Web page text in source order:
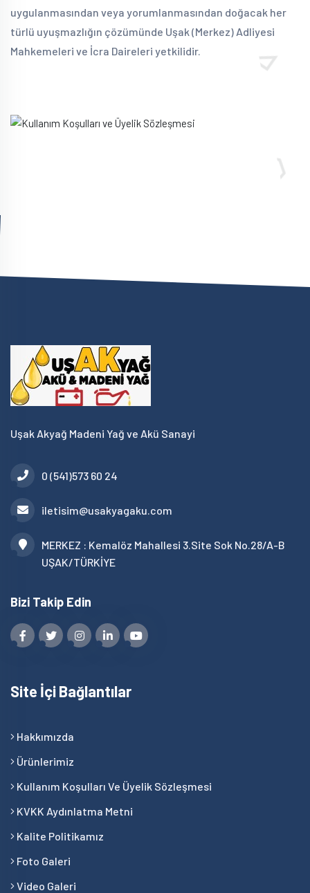
uygulanmasından veya yorumlanmasından doğacak her
türlü uyuşmazlığın çözümünde Uşak (Merkez) Adliyesi
Mahkemeleri ve İcra Daireleri yetkilidir.
Uşak Akyağ Madeni Yağ ve Akü Sanayi
0 (541)573 60 24
iletisim@usakyagaku.com
MERKEZ : Kemalöz Mahallesi 3.Site Sok No.28/A-B
UŞAK/TÜRKİYE
Bizi Takip Edin
Site İçi Bağlantılar
Hakkımızda
Ürünlerimiz
Kullanım Koşulları Ve Üyelik Sözleşmesi
KVKK Aydınlatma Metni
Kalite Politikamız
Foto Galeri
Video Galeri